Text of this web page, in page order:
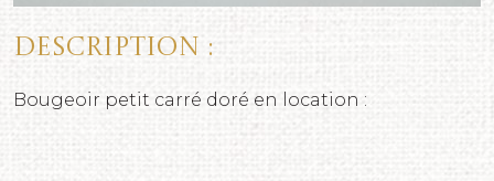
Description :
Bougeoir petit carré doré en location :